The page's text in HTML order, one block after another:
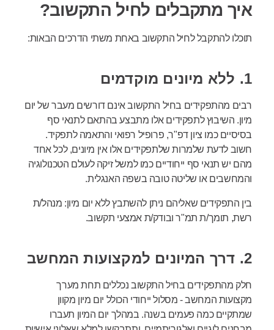
איך מתקבלים לחיל התקשוב?
תוכלו להתקבל לחיל התקשוב באחת משתי הדרכים הבאות:
1. ללא מיונים מוקדמים
רבים מהתפקידים בחיל התקשוב אינם דורשים מעבר של יום
מיון. השיבוץ לתפקידים אלו מתבצע בהתאם לתנאי סף
בסיסיים כמו ציון דפ"ר, פרופיל רפואי והתאמה לתפקיד.
חשוב לדעת שלמרות שלתפקידים אלו אין מיונים, לכל אחד
מהם יש תנאי סף ייחודיים כמו למשל זיקה לעולם הטכנולוגיה
והמחשבים או שליטה טובה בשפה האנגלית.
בין התפקידים שאליהם ניתן להשתבץ ללא יום מיון: מנהל/ת
רשת, תומך/ת תמ"ר ובודק/ת אמצעי תקשוב.
2. דרך המיונים למקצועות המחשב
חלק מהתפקידים בחיל התקשוב נכללים תחת מערך
מקצועות המחשב - מסלול ייחודי הכולל יום מיון מקוון
שמתקיים כמה פעמים בשנה. במהלך יום המיון תעברו